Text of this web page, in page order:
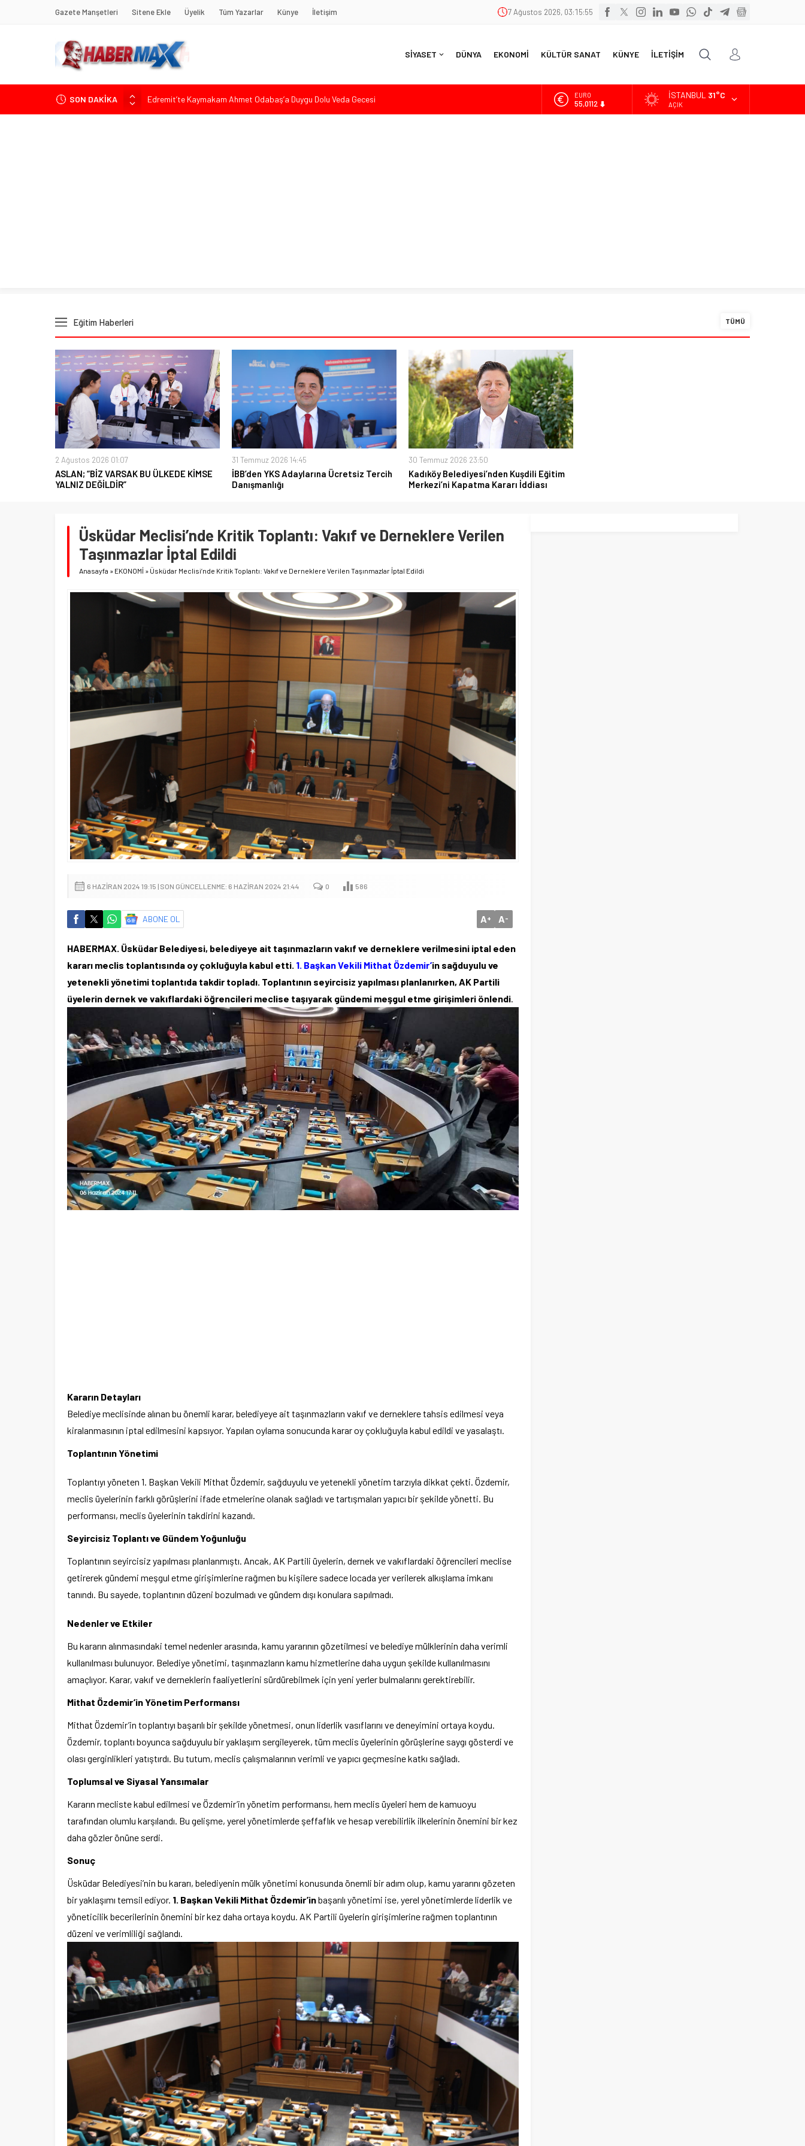
Gazete Manşetleri Sitene Ekle Üyelik Tüm Yazarlar Künye İletişim 7 Ağustos 2026, 03:15:56
SİYASET DÜNYA EKONOMİ KÜLTÜR SANAT KÜNYE İLETİŞİM
SON DAKİKA
Edremit’te Kaymakam Ahmet Odabaş’a Duygu Dolu Veda Gecesi
Tarihçi Yusuf Halaçoğlu’ndan TBMM’ye Sunulan Yasa Teklifine Sert Eleştiri: “Osmanlı’nın Hukuk Anlayışının
ALTIN
6.519,97
İSTANBUL 31°C
AÇIK
Eğitim Haberleri TÜMÜ
2 Ağustos 2026 01:07
ASLAN; “BİZ VARSAK BU ÜLKEDE KİMSE
YALNIZ DEĞİLDİR”
31 Temmuz 2026 14:45
İBB’den YKS Adaylarına Ücretsiz Tercih
Danışmanlığı
30 Temmuz 2026 23:50
Kadıköy Belediyesi’nden Kuşdili Eğitim
Merkezi’ni Kapatma Kararı İddiası
Üsküdar Meclisi’nde Kritik Toplantı: Vakıf ve Derneklere Verilen
Taşınmazlar İptal Edildi
Anasayfa » EKONOMİ » Üsküdar Meclisi’nde Kritik Toplantı: Vakıf ve Derneklere Verilen Taşınmazlar İptal Edildi
6 HAZIRAN 2024 19:15 | SON GÜNCELLENME: 6 HAZIRAN 2024 21:44 0 586
ABONE OL A+ A-
HABERMAX. Üsküdar Belediyesi, belediyeye ait taşınmazların vakıf ve derneklere verilmesini iptal eden
kararı meclis toplantısında oy çokluğuyla kabul etti. 1. Başkan Vekili Mithat Özdemir’in sağduyulu ve
yetenekli yönetimi toplantıda takdir topladı. Toplantının seyircisiz yapılması planlanırken, AK Partili
üyelerin dernek ve vakıflardaki öğrencileri meclise taşıyarak gündemi meşgul etme girişimleri önlendi.
Kararın Detayları
Belediye meclisinde alınan bu önemli karar, belediyeye ait taşınmazların vakıf ve derneklere tahsis edilmesi veya
kiralanmasının iptal edilmesini kapsıyor. Yapılan oylama sonucunda karar oy çokluğuyla kabul edildi ve yasalaştı.
Toplantının Yönetimi
Toplantıyı yöneten 1. Başkan Vekili Mithat Özdemir, sağduyulu ve yetenekli yönetim tarzıyla dikkat çekti. Özdemir,
meclis üyelerinin farklı görüşlerini ifade etmelerine olanak sağladı ve tartışmaları yapıcı bir şekilde yönetti. Bu
performansı, meclis üyelerinin takdirini kazandı.
Seyircisiz Toplantı ve Gündem Yoğunluğu
Toplantının seyircisiz yapılması planlanmıştı. Ancak, AK Partili üyelerin, dernek ve vakıflardaki öğrencileri meclise
getirerek gündemi meşgul etme girişimlerine rağmen bu kişilere sadece locada yer verilerek alkışlama imkanı
tanındı. Bu sayede, toplantının düzeni bozulmadı ve gündem dışı konulara sapılmadı.
Nedenler ve Etkiler
Bu kararın alınmasındaki temel nedenler arasında, kamu yararının gözetilmesi ve belediye mülklerinin daha verimli
kullanılması bulunuyor. Belediye yönetimi, taşınmazların kamu hizmetlerine daha uygun şekilde kullanılmasını
amaçlıyor. Karar, vakıf ve derneklerin faaliyetlerini sürdürebilmek için yeni yerler bulmalarını gerektirebilir.
Mithat Özdemir’in Yönetim Performansı
Mithat Özdemir’in toplantıyı başarılı bir şekilde yönetmesi, onun liderlik vasıflarını ve deneyimini ortaya koydu.
Özdemir, toplantı boyunca sağduyulu bir yaklaşım sergileyerek, tüm meclis üyelerinin görüşlerine saygı gösterdi ve
olası gerginlikleri yatıştırdı. Bu tutum, meclis çalışmalarının verimli ve yapıcı geçmesine katkı sağladı.
Toplumsal ve Siyasal Yansımalar
Kararın mecliste kabul edilmesi ve Özdemir’in yönetim performansı, hem meclis üyeleri hem de kamuoyu
tarafından olumlu karşılandı. Bu gelişme, yerel yönetimlerde şeffaflık ve hesap verebilirlik ilkelerinin önemini bir kez
daha gözler önüne serdi.
Sonuç
Üsküdar Belediyesi’nin bu kararı, belediyenin mülk yönetimi konusunda önemli bir adım olup, kamu yararını gözeten
bir yaklaşımı temsil ediyor. 1. Başkan Vekili Mithat Özdemir’inbaşarılı yönetimi ise, yerel yönetimlerde liderlik ve
yöneticilik becerilerinin önemini bir kez daha ortaya koydu. AK Partili üyelerin girişimlerine rağmen toplantının
düzeni ve verimliliği sağlandı.